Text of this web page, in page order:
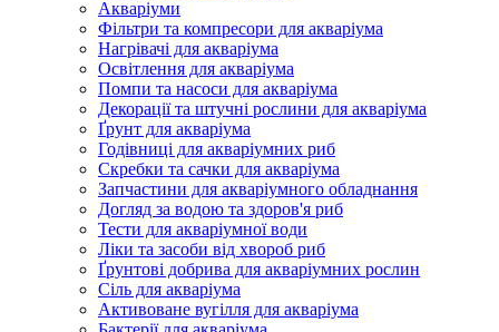
Акваріуми
Фільтри та компресори для акваріума
Нагрівачі для акваріума
Освітлення для акваріума
Помпи та насоси для акваріума
Декорації та штучні рослини для акваріума
Ґрунт для акваріума
Годівниці для акваріумних риб
Скребки та сачки для акваріума
Запчастини для акваріумного обладнання
Догляд за водою та здоров'я риб
Тести для акваріумної води
Ліки та засоби від хвороб риб
Ґрунтові добрива для акваріумних рослин
Сіль для акваріума
Активоване вугілля для акваріума